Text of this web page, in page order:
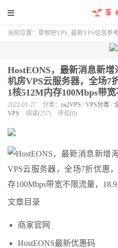
当前位置： 草根吧VPS_最新VPS信息参考
HostEONS，最新消息新
机房VPS云服务器，全场7
1核512M内存100Mbps带
2022-01-27 分类： cn2VPS / VPS分类 /
VPS
阅读(257) 评论(0)
文章目录
商家官网
HostEONS最新优惠码